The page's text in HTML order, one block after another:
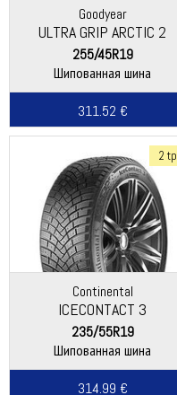
Goodyear
ULTRA GRIP ARCTIC 2
255/45R19
Шипованная шина
311.52 €
2 tp
Continental
ICECONTACT 3
235/55R19
Шипованная шина
314.99 €